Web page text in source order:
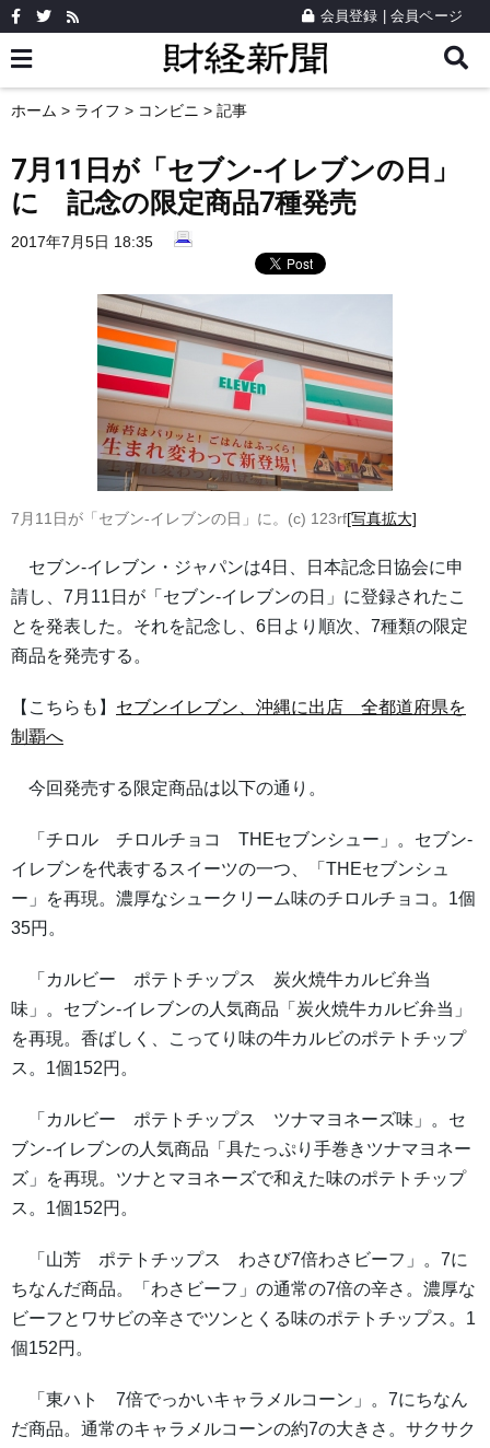
会員登録 会員ページ
ホーム > ライフ > コンビニ > 記事
7月11日が「セブン-イレブンの日」
に 記念の限定商品7種発売
2017年7月5日 18:35
7月11日が「セブン-イレブンの日」に。(c) 123rf[写真拡大]
セブン-イレブン・ジャパンは4日、日本記念日協会に申
請し、7月11日が「セブン-イレブンの日」に登録されたこ
とを発表した。それを記念し、6日より順次、7種類の限定
商品を発売する。
【こちらも】 セブンイレブン、沖縄に出店 全都道府県を
制覇へ
今回発売する限定商品は以下の通り。
「チロル チロルチョコ THEセブンシュー」。セブン-
イレブンを代表するスイーツの一つ、「THEセブンシュ
ー」を再現。濃厚なシュークリーム味のチロルチョコ。1個
35円。
「カルビー ポテトチップス 炭火焼牛カルビ弁当
味」。セブン-イレブンの人気商品「炭火焼牛カルビ弁当」
を再現。香ばしく、こってり味の牛カルビのポテトチップ
ス。1個152円。
「カルビー ポテトチップス ツナマヨネーズ味」。セ
ブン-イレブンの人気商品「具たっぷり手巻きツナマヨネー
ズ」を再現。ツナとマヨネーズで和えた味のポテトチップ
ス。1個152円。
「山芳 ポテトチップス わさび7倍わさビーフ」。7に
ちなんだ商品。「わさビーフ」の通常の7倍の辛さ。濃厚な
ビーフとワサビの辛さでツンとくる味のポテトチップス。1
個152円。
「東ハト 7倍でっかいキャラメルコーン」。7にちなん
だ商品。通常のキャラメルコーンの約7の大きさ。サクサク